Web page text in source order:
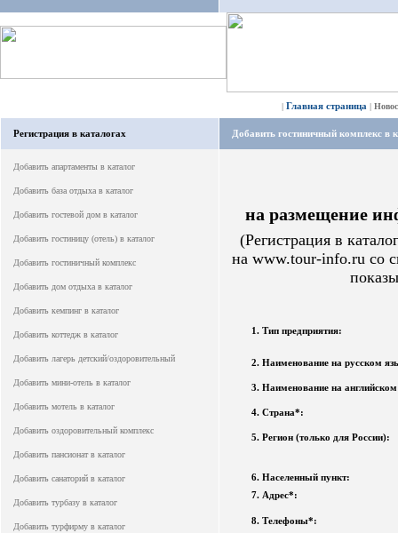
| Главная страница |
Регистрация в каталогах
Добавить апартаменты в каталог
Добавить база отдыха в каталог
Добавить гостевой дом в каталог
Добавить гостиницу (отель) в каталог
Добавить гостиничный комплекс
Добавить дом отдыха в каталог
Добавить кемпинг в каталог
Добавить коттедж в каталог
Добавить лагерь детский/оздоровительный
Добавить мини-отель в каталог
Добавить мотель в каталог
Добавить оздоровительный комплекс
Добавить пансионат в каталог
Добавить санаторий в каталог
Добавить турбазу в каталог
Добавить турфирму в каталог
Добавить гостиничный комплекс в
на размещение
(Регистрация в
на www.tour-info.ru со
1. Тип предприятия:
2. Наименование на русском
3. Наименование на
4. Страна*:
5. Регион (только для России):
6. Населенный пункт:
7. Адрес*:
8. Телефоны*: